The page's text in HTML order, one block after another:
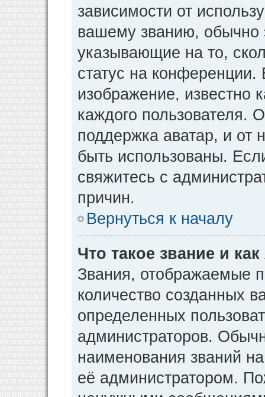
зависимости от
вашему званию, обычно
указывающие на то,
статус на
изображение, известно
каждого пользователя.
поддержка аватар, и от
быть использованы.
свяжитесь с
причин.
Вернуться к началу
Что такое звание и
Звания, отображаемые
количество созданных
определенных
администраторов.
наименования званий
её администратором.